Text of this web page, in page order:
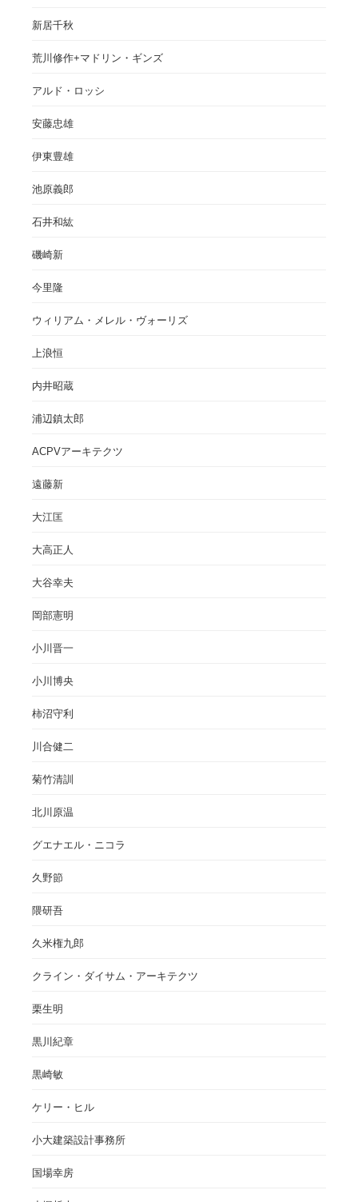
新居千秋
荒川修作+マドリン・ギンズ
アルド・ロッシ
安藤忠雄
伊東豊雄
池原義郎
石井和紘
磯崎新
今里隆
ウィリアム・メレル・ヴォーリズ
上浪恒
内井昭蔵
浦辺鎮太郎
ACPVアーキテクツ
遠藤新
大江匡
大高正人
大谷幸夫
岡部憲明
小川晋一
小川博央
柿沼守利
川合健二
菊竹清訓
北川原温
グエナエル・ニコラ
久野節
隈研吾
久米権九郎
クライン・ダイサム・アーキテクツ
栗生明
黒川紀章
黒崎敏
ケリー・ヒル
小大建築設計事務所
国場幸房